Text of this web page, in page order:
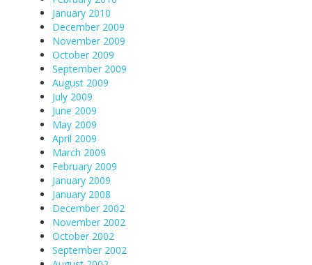
January 2010
December 2009
November 2009
October 2009
September 2009
August 2009
July 2009
June 2009
May 2009
April 2009
March 2009
February 2009
January 2009
January 2008
December 2002
November 2002
October 2002
September 2002